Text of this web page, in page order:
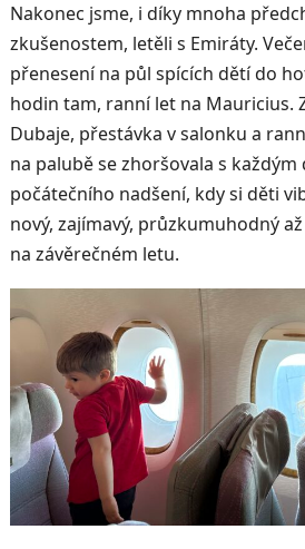
Nakonec jsme, i díky mnoha
zkušenostem, letěli s Emiráty.
přenesení na půl spících dětí do
hodin tam, ranní let na Mauricius.
Dubaje, přestávka v salonku a
na palubě se zhoršovala s
počátečního nadšení, kdy si děti
nový, zajímavý, průzkumuhodný
na závěrečném letu.